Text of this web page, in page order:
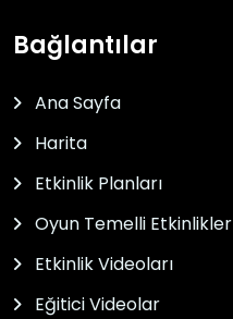
Bağlantılar
Ana Sayfa
Harita
Etkinlik Planları
Oyun Temelli Etkinlikler
Etkinlik Videoları
Eğitici Videolar